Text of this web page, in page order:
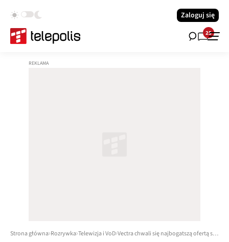
Zaloguj się
25
Strona główna Rozrywka Telewizja i VoD